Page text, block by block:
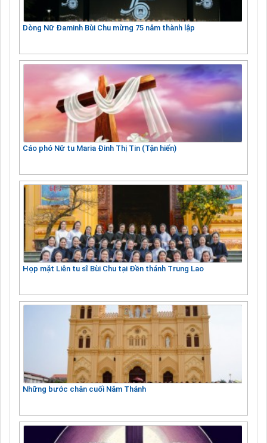
Dòng Nữ Đaminh Bùi Chu mừng 75 năm thành lập
Cáo phó Nữ tu Maria Đinh Thị Tin (Tận hiến)
Họp mặt Liên tu sĩ Bùi Chu tại Đền thánh Trung Lao
Những bước chân cuối Năm Thánh